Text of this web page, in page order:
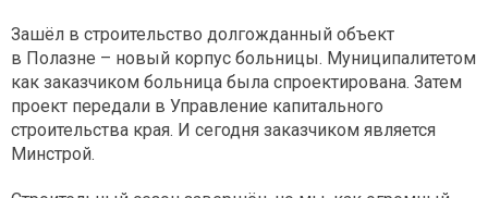
Зашёл в строительство долгожданный объект
в Полазне – новый корпус больницы. Муниципалитетом
как заказчиком больница была спроектирована. Затем
проект передали в Управление капитального
строительства края. И сегодня заказчиком является
Минстрой.